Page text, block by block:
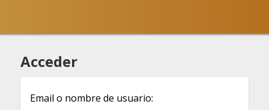
Acceder
Email o nombre de usuario: